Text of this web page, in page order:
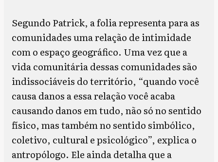
Segundo Patrick, a folia representa para as
comunidades uma relação de intimidade
com o espaço geográfico. Uma vez que a
vida comunitária dessas comunidades são
indissociáveis do território, “quando você
causa danos a essa relação você acaba
causando danos em tudo, não só no sentido
físico, mas também no sentido simbólico,
coletivo, cultural e psicológico”, explica o
antropólogo. Ele ainda detalha que a